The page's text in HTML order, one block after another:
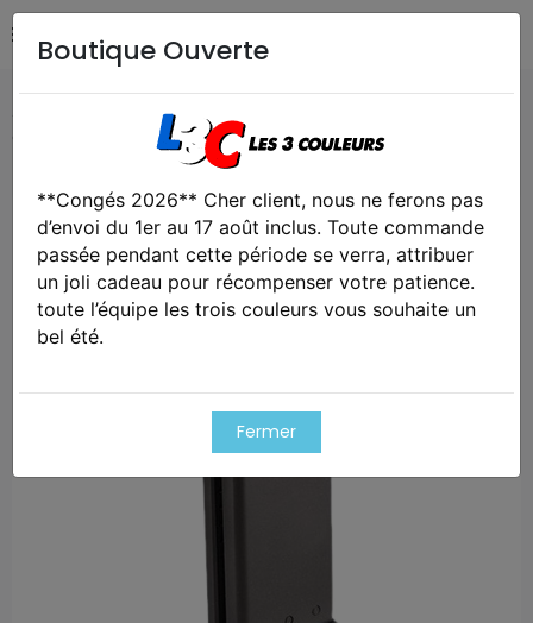
Airsoft / Paintball
Chargeur gaz 26 coups pour desert eagle
Exclusivité web !
Boutique Ouverte
**Congés 2026** Cher client, nous ne ferons pas
d’envoi du 1er au 17 août inclus. Toute commande
passée pendant cette période se verra, attribuer
un joli cadeau pour récompenser votre patience.
toute l’équipe les trois couleurs vous souhaite un
bel été.
Fermer